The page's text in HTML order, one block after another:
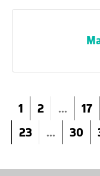
1 2 ... 17
23
... 30